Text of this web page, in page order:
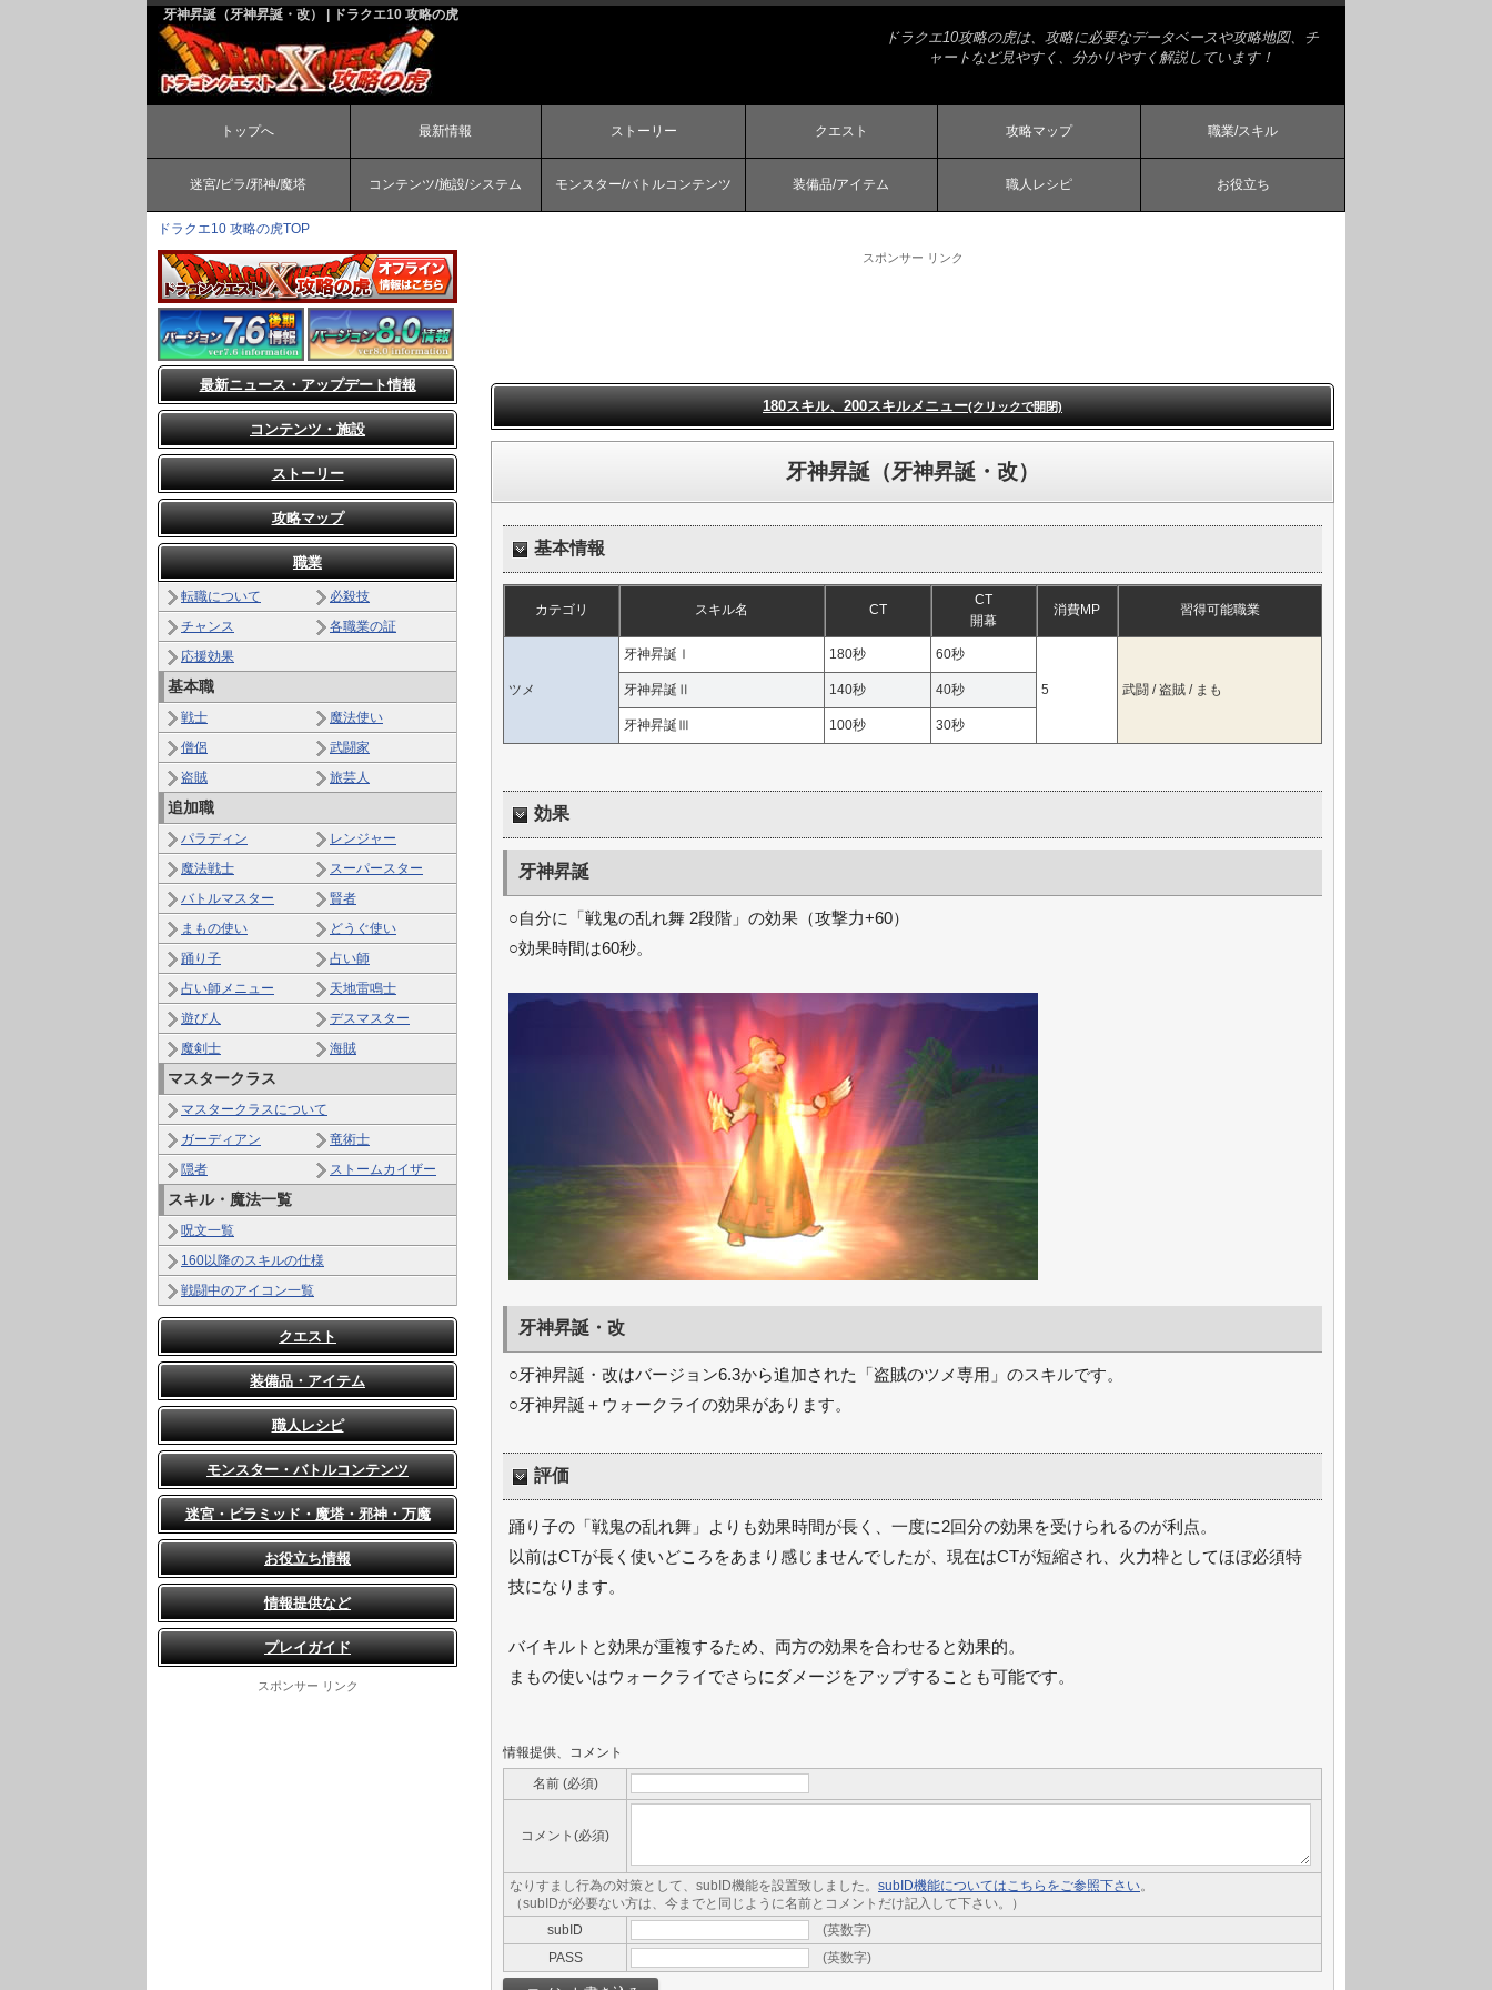
牙神昇誕（牙神昇誕・改） | ドラクエ10 攻略の虎
ドラクエ10攻略の虎は、攻略に必要なデータベースや攻略地図、チ
ャートなど見やすく、分かりやすく解説しています！
トップへ 最新情報 ストーリー クエスト 攻略マップ 職業/スキル
迷宮/ピラ/邪神/魔塔 コンテンツ/施設/システム モンスター/バトルコンテンツ 装備品/アイテム 職人レシピ お役立ち
ドラクエ10 攻略の虎TOP
スポンサー リンク
180スキル、200スキルメニュー(クリックで開閉)
牙神昇誕（牙神昇誕・改）
基本情報
カテゴリ スキル名 CT
CT
開幕
消費MP 習得可能職業
ツメ
牙神昇誕Ⅰ 180秒 60秒
5 武闘 / 盗賊 / まも
牙神昇誕Ⅱ 140秒 40秒
牙神昇誕Ⅲ 100秒 30秒
効果
牙神昇誕
○自分に「戦鬼の乱れ舞 2段階」の効果（攻撃力+60）
○効果時間は60秒。
牙神昇誕・改
○牙神昇誕・改はバージョン6.3から追加された「盗賊のツメ専用」のスキルです。
○牙神昇誕＋ウォークライの効果があります。
評価
踊り子の「戦鬼の乱れ舞」よりも効果時間が長く、一度に2回分の効果を受けられるのが利点。
以前はCTが長く使いどころをあまり感じませんでしたが、現在はCTが短縮され、火力枠としてほぼ必須特
技になります。
バイキルトと効果が重複するため、両方の効果を合わせると効果的。
まもの使いはウォークライでさらにダメージをアップすることも可能です。
情報提供、コメント
名前 (必須)
コメント(必須)
なりすまし行為の対策として、subID機能を設置致しました。 subID機能についてはこちらをご参照下さい。
（subIDが必要ない方は、今までと同じように名前とコメントだけ記入して下さい。）
subID
(英数字)
PASS
(英数字)
最新ニュース・アップデート情報
コンテンツ・施設
ストーリー
攻略マップ
職業
転職について
必殺技
チャンス
各職業の証
応援効果
基本職
戦士
魔法使い
僧侶
武闘家
盗賊
旅芸人
追加職
パラディン
レンジャー
魔法戦士
スーパースター
バトルマスター
賢者
まもの使い
どうぐ使い
踊り子
占い師
占い師メニュー
天地雷鳴士
遊び人
デスマスター
魔剣士
海賊
マスタークラス
マスタークラスについて
ガーディアン
竜術士
隠者
ストームカイザー
スキル・魔法一覧
呪文一覧
160以降のスキルの仕様
戦闘中のアイコン一覧
クエスト
装備品・アイテム
職人レシピ
モンスター・バトルコンテンツ
迷宮・ピラミッド・魔塔・邪神・万魔
お役立ち情報
情報提供など
プレイガイド
スポンサー リンク